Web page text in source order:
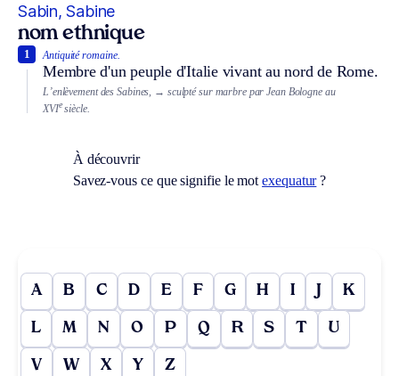
Sabin, Sabine
nom ethnique
Antiquité romaine.
Membre d'un peuple d'Italie vivant au nord de Rome.
1
L’enlèvement des Sabines, → sculpté sur marbre par Jean Bologne au
XVIesiècle.
À découvrir
Savez-vous ce que signifie le motexequatur?
A B C D E F G H I J K
L M N O P Q R S T U
V W X Y Z